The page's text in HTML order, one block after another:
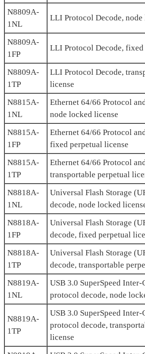
N8809A-
1NL
LLI Protocol Decode, node
N8809A-
1FP
LLI Protocol Decode, fixed
N8809A-
1TP
LLI Protocol Decode,
license
N8815A-
1NL
Ethernet 64/66 Protocol
node locked license
N8815A-
1FP
Ethernet 64/66 Protocol
fixed perpetual license
N8815A-
1TP
Ethernet 64/66 Protocol
transportable perpetual
N8818A-
1NL
Universal Flash Storage
decode, node locked
N8818A-
1FP
Universal Flash Storage
decode, fixed perpetual
N8818A-
1TP
Universal Flash Storage
decode, transportable
N8819A-
1NL
USB 3.0 SuperSpeed Inter-
protocol decode, node
N8819A-
1TP
USB 3.0 SuperSpeed Inter-
protocol decode,
license